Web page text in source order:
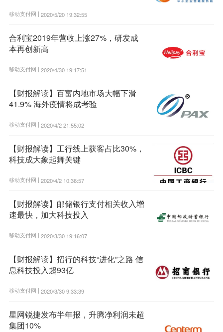
移动支付网 | 2020/5/20 19:32:55
合利宝2019年营收上涨27%，研发成
本再创新高
移动支付网 | 2020/4/30 19:17:51
【财报解读】百富内地市场大幅下滑
41.9% 海外疫情将成考验
移动支付网 | 2020/4/2 21:55:02
【财报解读】工行线上获客占比30%，
科技成大象起舞关键
移动支付网 | 2020/4/2 10:36:57
【财报解读】邮储银行支付相关收入增
速最快，加大科技投入
移动支付网 | 2020/3/30 19:16:07
【财报解读】招行的科技“进化”之路 信
息科技投入超93亿
移动支付网 | 2020/3/30 9:33:39
星网锐捷发布半年报，升腾净利润未超
集团10%